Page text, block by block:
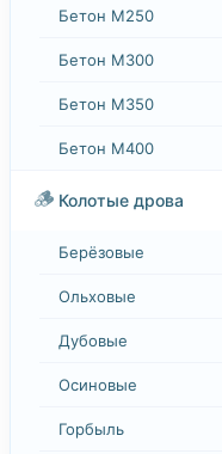
Бетон М250
Бетон М300
Бетон М350
Бетон М400
🪵 Колотые дрова
Берёзовые
Ольховые
Дубовые
Осиновые
Горбыль